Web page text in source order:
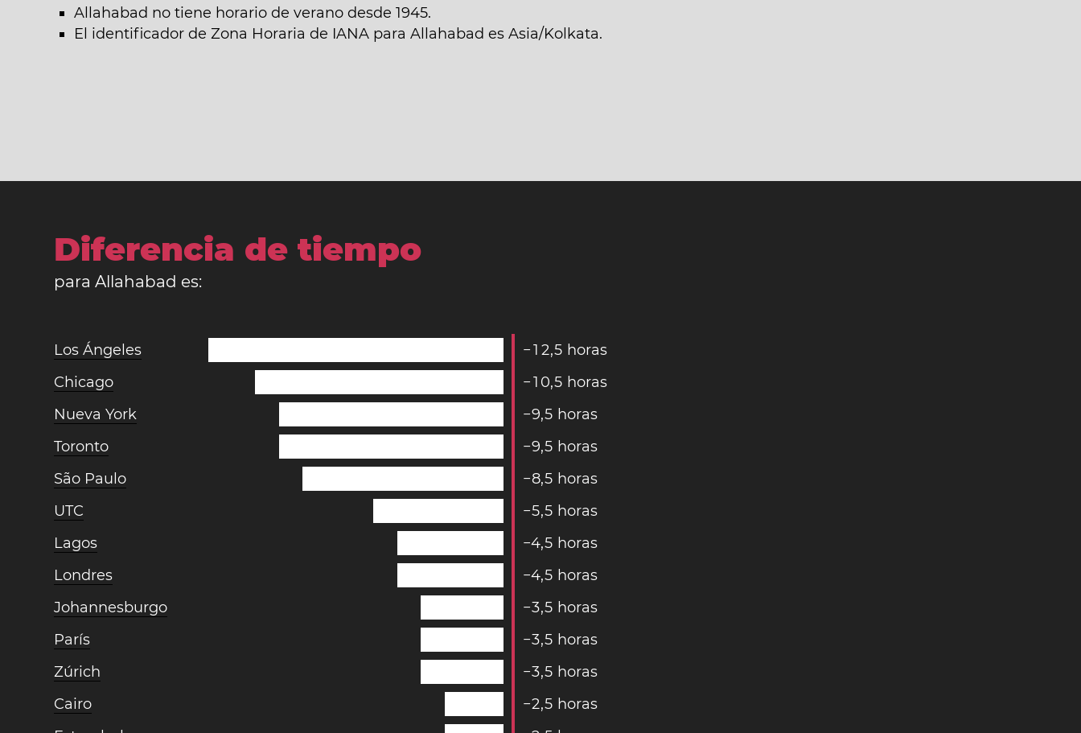
Allahabad no tiene horario de verano desde 1945.
El identificador de Zona Horaria de IANA para Allahabad es Asia/Kolkata.
Diferencia de tiempo
para Allahabad es:
Los Ángeles −1 2,5 horas
Chicago
−1 0,5 horas
Nueva York
−9,5 horas
Toronto
−9,5 horas
São Paulo
−8,5 horas
UTC
−5,5 horas
Lagos
−4,5 horas
Londres
−4,5 horas
Johannesburgo
−3,5 horas
París
−3,5 horas
Zúrich
−3,5 horas
Cairo
−2,5 horas